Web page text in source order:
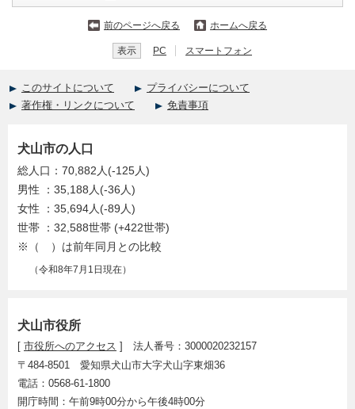
前のページへ戻る ホームへ戻る
表示 PC スマートフォン
このサイトについて
プライバシーについて
著作権・リンクについて
免責事項
犬山市役所
[ 市役所へのアクセス ] 法人番号：3000020232157
〒484-8501 愛知県犬山市大字犬山字東畑36
電話：0568-61-1800
開庁時間：午前9時00分から午後4時00分
犬山市の人口
総人口：70,882人(-125人)
男性 ：35,188人(-36人)
女性 ：35,694人(-89人)
世帯 ：32,588世帯 (+422世帯)
※（ ）は前年同月との比較
（令和8年7月1日現在）